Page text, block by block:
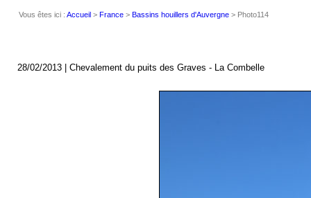
Vous êtes ici : Accueil > France > Bassins houillers d'Auvergne > Photo114
28/02/2013 | Chevalement du puits des Graves - La Combelle